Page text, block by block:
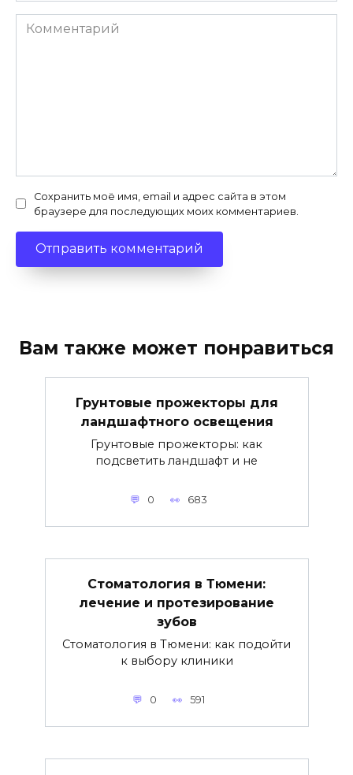
Комментарий
Сохранить моё имя, email и адрес сайта в этом
браузере для последующих моих комментариев.
Вам также может понравиться
Грунтовые прожекторы для
ландшафтного освещения
Грунтовые прожекторы: как
подсветить ландшафт и не
0 683
Стоматология в Тюмени:
лечение и протезирование
зубов
Стоматология в Тюмени: как подойти
к выбору клиники
0 591